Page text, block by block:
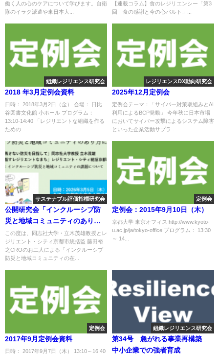
働く人の心のケアについて学びます。自衛
隊のイラク派遣や東日本大...
【連載コラム】食のレジリエンシー「第3
回 食の感謝と今の心バルト」...
組織レジリエンス研究会
2018 年3月定例会資料
日時： 2018年3月2日（金） 会場： 日比
谷図書文化館 小ホール プログラム：
13:10-14:40 「レジリエントな組織を作る
ための...
レジリエンスDX動向研究会
2025年12月定例会
定例会テーマ：「サイバー対策取組みとAI
利用によるBCP発動」 今年秋に日本市場
においてサイバー攻撃によるシステム障害
といった企業活動サプラ...
サステナブル評価指標研究会
公開研究会「インクルーシブ防
災と地域コミュニティのあり方
について」
この度は、同志社大学・立木茂雄教授とレ
ジリエント・シティ京都市統括監 藤田裕
之CROのお二人による「インクルーシブ
防災と地域コミュニティの在...
定例会
定例会：2015年9月10日（木）
京都大学 東京オフィス http://www.kyoto-
u.ac.jp/ja/tokyo-office プログラム： 13:30
～ 14...
定例会
2017年9月定例会資料
日時： 2017年9月7日（木） 13:10～16:40
組織レジリエンス研究会
第34号 急がれる事業再構築
中小企業での強者育成